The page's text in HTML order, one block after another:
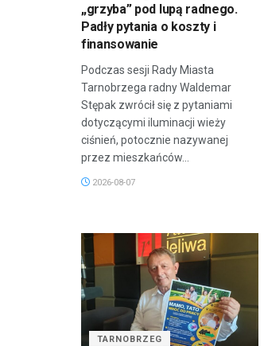
„grzyba” pod lupą radnego.
Padły pytania o koszty i
finansowanie
Podczas sesji Rady Miasta
Tarnobrzega radny Waldemar
Stępak zwrócił się z pytaniami
dotyczącymi iluminacji wieży
ciśnień, potocznie nazywanej
przez mieszkańców...
2026-08-07
TARNOBRZEG